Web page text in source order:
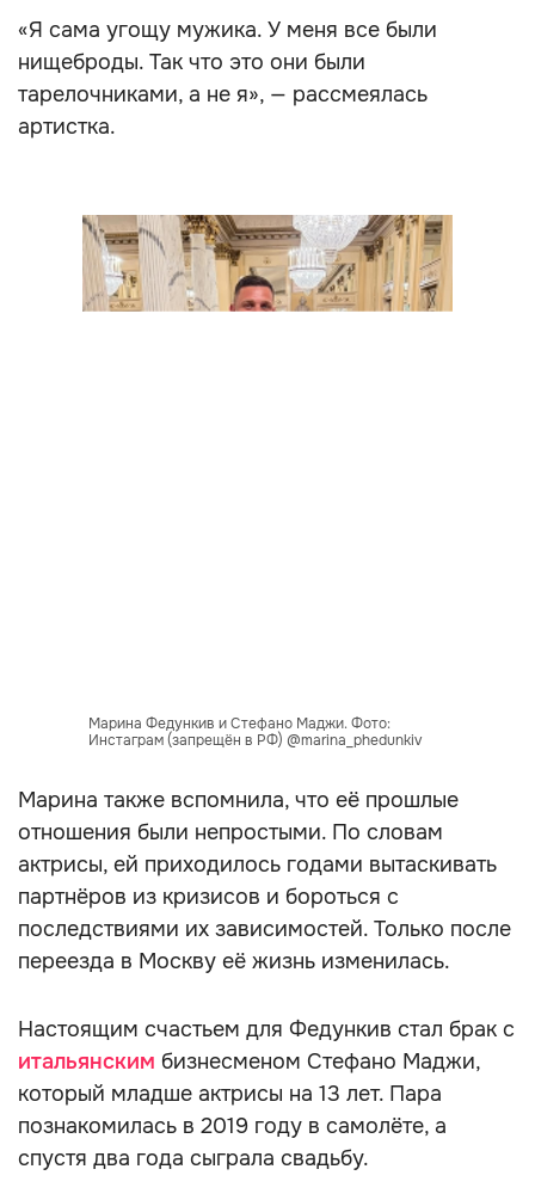
«Я сама угощу мужика. У меня все были
нищеброды. Так что это они были
тарелочниками, а не я», — рассмеялась
артистка.
Марина Федункив и Стефано Маджи. Фото:
Инстаграм (запрещён в РФ) @marina_phedunkiv
Марина также вспомнила, что её прошлые
отношения были непростыми. По словам
актрисы, ей приходилось годами вытаскивать
партнёров из кризисов и бороться с
последствиями их зависимостей. Только после
переезда в Москву её жизнь изменилась.
Настоящим счастьем для Федункив стал брак с
итальянским бизнесменом Стефано Маджи,
который младше актрисы на 13 лет. Пара
познакомилась в 2019 году в самолёте, а
спустя два года сыграла свадьбу.